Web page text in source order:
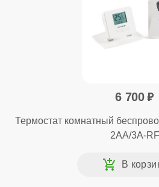
6 700
Термостат комнатный
2AA/3A-RF